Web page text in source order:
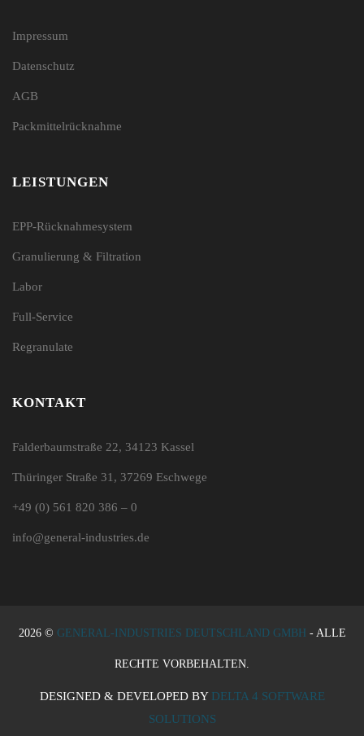
Impressum
Datenschutz
AGB
Packmittelrücknahme
LEISTUNGEN
EPP-Rücknahmesystem
Granulierung & Filtration
Labor
Full-Service
Regranulate
KONTAKT
Falderbaumstraße 22, 34123 Kassel
Thüringer Straße 31, 37269 Eschwege
+49 (0) 561 820 386 – 0
info@general-industries.de
2026 © GENERAL-INDUSTRIES DEUTSCHLAND GMBH - ALLE
RECHTE VORBEHALTEN.
DESIGNED & DEVELOPED BY DELTA 4 SOFTWARE
SOLUTIONS